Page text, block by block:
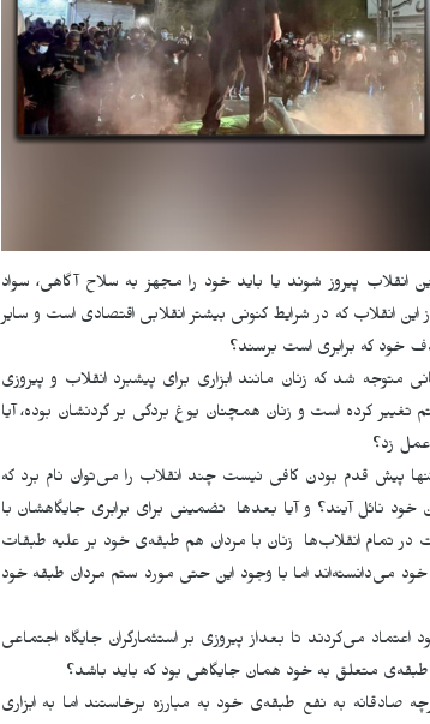
انقلاب پیروز شوند یا باید خود را مجهز به سلاح آگاهی، سواد
انقلاب که در شرایط کنونی بیشتر انقلابی اقتصادی است و سایر
خود که برابری است برسند؟
متوجه شد که زنان مانند ابزاری برای پیشبرد انقلاب و پیروزی‌
کرده‌ است و زنان همچنان یوغ بردگی بر گردنشان بوده، آیا
عمل زد؟
پیش قدم بودن کافی نیست چند انقلاب را می‌توان نام برد که
نائل آیند؟ و آیا بعدها تضمینی برای برابری جایگاهشان با
در تمام انقلاب‌ها زنان با مردان هم طبقه‌ی خود بر علیه طبقات
خود می‌دانسته‌اند اما با وجود این حتی مورد ستم مردان طبقه خود
می‌کردند تا بعداز پیروزی بر استثمارگران جایگاه اجتماعی
طبقەی متعلق بە خود همان جایگاهی بود که باید باشد؟
صادقانه به نفع طبقەی خود به مبارزه برخاستند اما به ابزاری